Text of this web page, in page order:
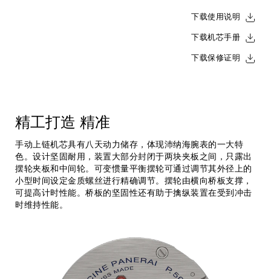
下载使用说明
下载机芯手册
下载保修证明
精工打造 精准
手动上链机芯具有八天动力储存，体现沛纳海腕表的一大特
色。设计坚固耐用，装置大部分封闭于两块夹板之间，只露出
摆轮夹板和中间轮。可变惯量平衡摆轮可通过调节其外径上的
小型时间设定金质螺丝进行精确调节。摆轮由横向桥板支撑，
可提高计时性能。桥板的坚固性还有助于擒纵装置在受到冲击
时维持性能。